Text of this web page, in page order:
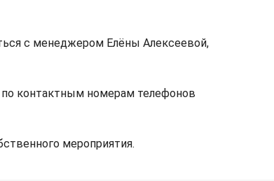
с менеджером Елёны Алексеевой,
контактным номерам телефонов
мероприятия.